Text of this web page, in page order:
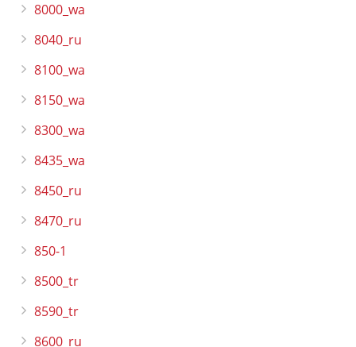
8000_wa
8040_ru
8100_wa
8150_wa
8300_wa
8435_wa
8450_ru
8470_ru
850-1
8500_tr
8590_tr
8600_ru